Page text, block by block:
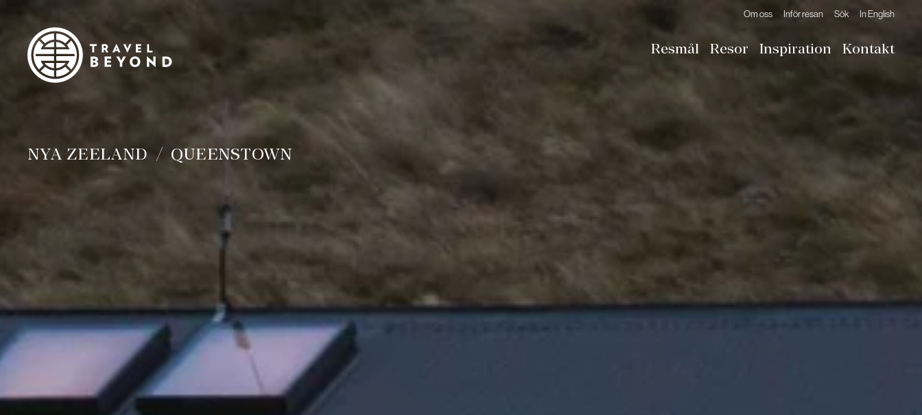
Om oss Inför resan Sök In English
Resmål Resor Inspiration Kontakt
NYA ZEELAND QUEENSTOWN